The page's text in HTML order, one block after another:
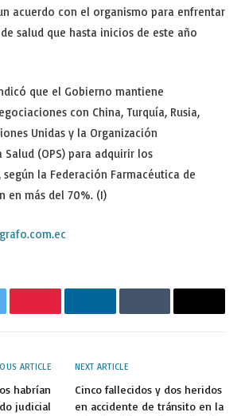
acuerdo con el organismo para enfrentar
salud que hasta inicios de este año
que el Gobierno mantiene
con China, Turquía, Rusia,
Unidas y la Organización
Salud (OPS) para adquirir los
la Federación Farmacéutica de
en más del 70%. (I)
PinterestLinkedInTumblr Email
ARTICLE
habrían
judicial
NEXT ARTICLE
Cinco fallecidos y dos heridos
en accidente de tránsito en la